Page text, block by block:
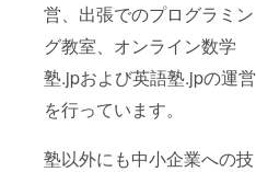
営、出張でのプログラミン
グ教室、オンライン数学
塾.jpおよび英語塾.jpの運営
を行っています。
塾以外にも中小企業への技